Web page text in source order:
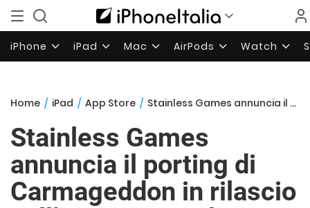
iPhone iPad Mac AirPods Watch
Home / iPad / App Store / Stainless Games annuncia il porting di Carmageddon in rilascio sull’App Store nel corso dell’estate
Stainless Games
annuncia il porting di
Carmageddon in rilascio